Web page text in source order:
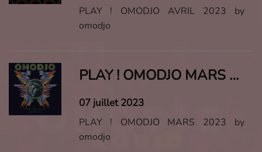
PLAY ! OMODJO AVRIL 2023 by
omodjo
PLAY ! OMODJO MARS 2023
07 juillet 2023
PLAY ! OMODJO MARS 2023 by
omodjo